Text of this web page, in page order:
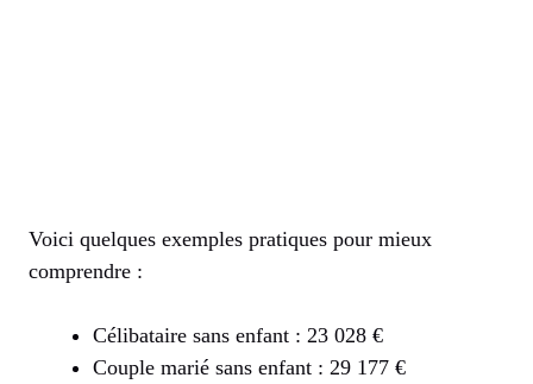
Voici quelques exemples pratiques pour mieux
comprendre :
Célibataire sans enfant : 23 028 €
Couple marié sans enfant : 29 177 €